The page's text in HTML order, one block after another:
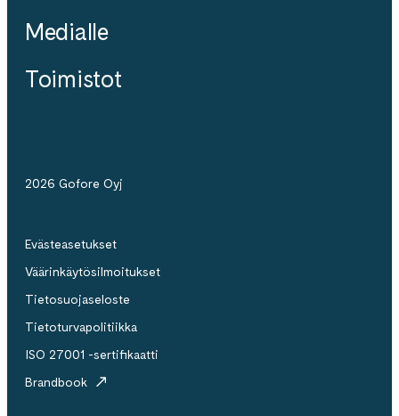
Medialle
Toimistot
2026 Gofore Oyj
Evästeasetukset
Väärinkäytösilmoitukset
Tietosuojaseloste
Tietoturvapolitiikka
ISO 27001 -sertifikaatti
Brandbook